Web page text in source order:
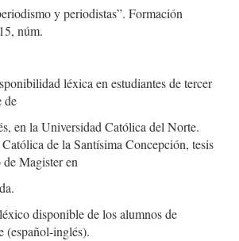
y periodistas”. Formación
núm.
léxica en estudiantes de tercer
de
en la Universidad Católica del Norte.
de la Santísima Concepción, tesis
Magister en
disponible de los alumnos de
(español-inglés).